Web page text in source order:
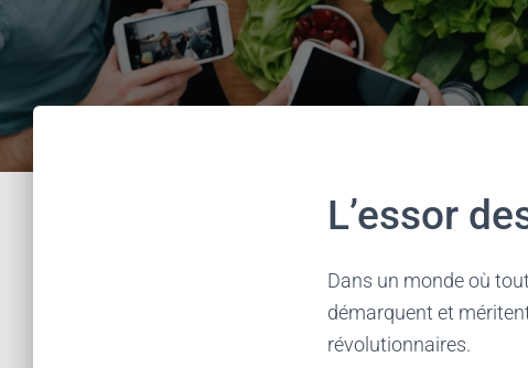
L’essor
Dans un monde où
démarquent et
révolutionnaires.